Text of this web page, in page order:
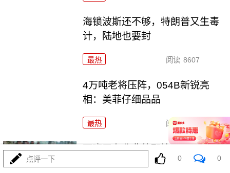
海锁波斯还不够，特朗普又生毒
计，陆地也要封
最热 阅读 8607
4万吨老将压阵，054B新锐亮
相：美菲仔细品品
最热 阅读 8372
西班牙在北非的那块飞地休达，
点评一下 0 0